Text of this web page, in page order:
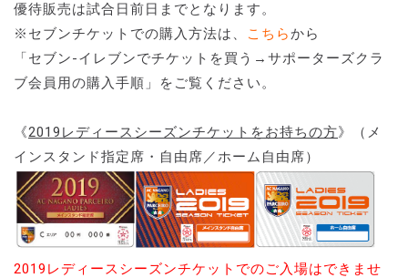
優待販売は試合日前日までとなります。
※セブンチケットでの購入方法は、
こちらから
「セブン-イレブンでチケットを買う→サポーターズクラ
ブ会員用の購入手順」をご覧ください。
《2019レディースシーズンチケットをお持ちの方》（メ
インスタンド指定席・自由席／ホーム自由席）
2019レディースシーズンチケットでのご入場はできませ